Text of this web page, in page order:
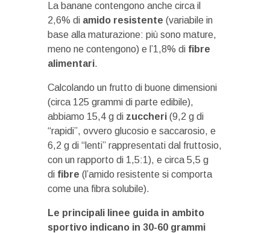
La banane contengono anche circa il
2,6% di amido resistente (variabile in
base alla maturazione: più sono mature,
meno ne contengono) e l’1,8% di fibre
alimentari.
Calcolando un frutto di buone dimensioni
(circa 125 grammi di parte edibile),
abbiamo 15,4 g di zuccheri (9,2 g di
“rapidi”, ovvero glucosio e saccarosio, e
6,2 g di “lenti” rappresentati dal fruttosio,
con un rapporto di 1,5:1), e circa 5,5 g
di fibre (l’amido resistente si comporta
come una fibra solubile).
Le principali linee guida in ambito
sportivo indicano in 30-60 grammi